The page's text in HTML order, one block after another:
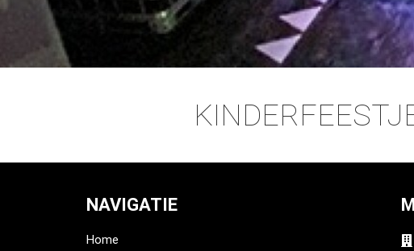
NAVIGATIE
Home